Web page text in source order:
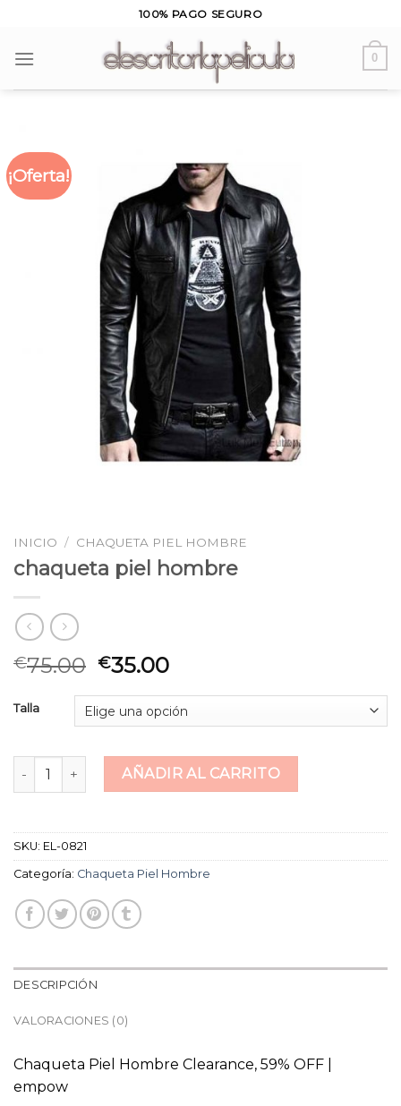
content
100% PAGO SEGURO
0
¡Oferta!
INICIO / CHAQUETA PIEL HOMBRE
chaqueta piel hombre
€75.00 €35.00
Talla
chaqueta piel hombre cantidad
AÑADIR AL CARRITO
SKU: EL-0821
Categoría: Chaqueta Piel Hombre
DESCRIPCIÓN
VALORACIONES (0)
Chaqueta Piel Hombre Clearance, 59% OFF |
empow